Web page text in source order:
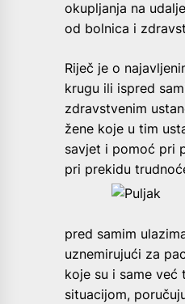
okupljanja na
od bolnica i
Riječ je o
krugu ili ispred
zdravstvenim
žene koje u tim
savjet i pomoć pri
pri prekidu
pred samim
uznemirujući za
koje su i same već
situacijom,